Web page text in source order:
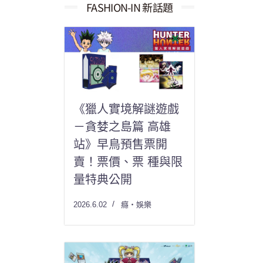
果： FASHION-IN 新話題
《獵人實境解謎遊戲
－貪婪之島篇 高雄
站》早鳥預售票開
賣！票價、票 種與限
量特典公開
2026.6.02 癮・娛樂